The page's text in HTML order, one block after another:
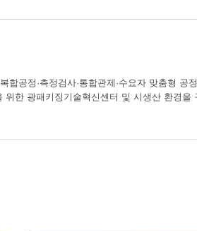
합공정·측정검사·통합관제·수요자 맞춤형 공
한 광패키징기술혁신센터 및 시생산 환경을